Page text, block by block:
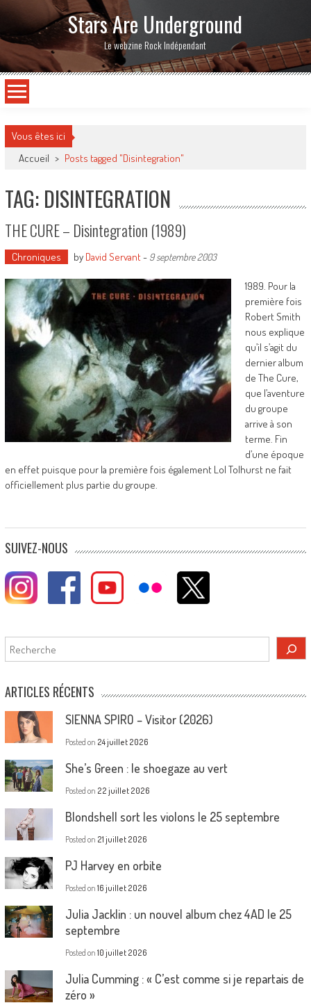
Stars Are Underground
Le webzine Rock Indépendant
Vous êtes ici
Accueil > Posts tagged "Disintegration"
TAG: DISINTEGRATION
THE CURE – Disintegration (1989)
Chroniques by David Servant- 9 septembre 2003
1989. Pour la
première fois
Robert Smith
nous explique
qu’il s’agit du
dernier album
de The Cure,
que l’aventure
du groupe
arrive à son
terme. Fin
d’une époque
en effet puisque pour la première fois également Lol Tolhurst ne fait
officiellement plus partie du groupe.
SUIVEZ-NOUS
Rechercher
ARTICLES RÉCENTS
SIENNA SPIRO – Visitor (2026)
Posted on 24 juillet 2026
She’s Green : le shoegaze au vert
Posted on 22 juillet 2026
Blondshell sort les violons le 25 septembre
Posted on 21 juillet 2026
PJ Harvey en orbite
Posted on 16 juillet 2026
Julia Jacklin : un nouvel album chez 4AD le 25
septembre
Posted on 10 juillet 2026
Julia Cumming : « C’est comme si je repartais de
zéro »